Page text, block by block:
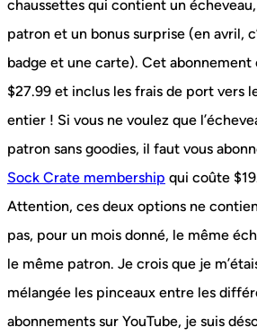
chaussettes qui contient un
patron et un bonus surprise (en avril,
badge et une carte). Cet abonnement
$27.99 et inclus les frais de port vers
entier ! Si vous ne voulez que
patron sans goodies, il faut vous
Sock Crate membership qui coûte
Attention, ces deux options ne
pas, pour un mois donné, le même
le même patron. Je crois que je
mélangée les pinceaux entre les
abonnements sur YouTube, je suis